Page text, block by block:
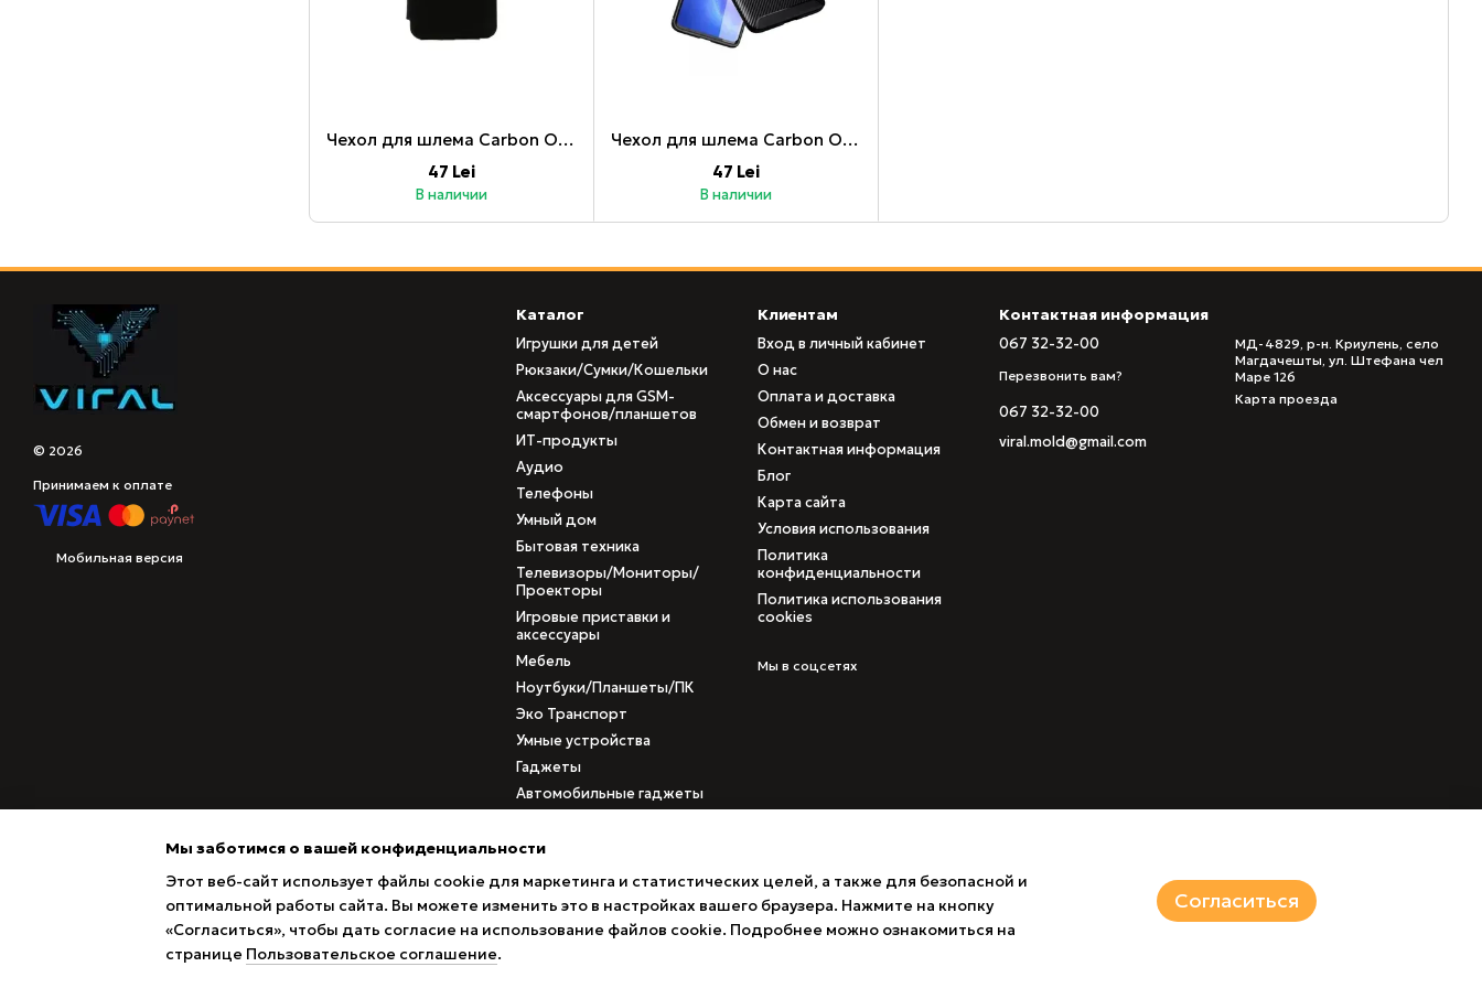
Чехол для шлема Carbon Oppo Reno 5 Lite 4G, черный
47 Lei
В наличии
Чехол для шлема Carbon Oppo Reno 5 5G, черный
47 Lei
В наличии
© 2026
Принимаем к оплате
Мобильная версия
Каталог
Игрушки для детей
Рюкзаки/Сумки/Кошельки
Аксессуары для GSM-
смартфонов/планшетов
ИТ-продукты
Аудио
Телефоны
Умный дом
Бытовая техника
Телевизоры/Мониторы/
Проекторы
Игровые приставки и
аксессуары
Мебель
Ноутбуки/Планшеты/ПК
Эко Транспорт
Умные устройства
Гаджеты
Автомобильные гаджеты
Товары с поврежденными
коробками
Клиентам
Вход в личный кабинет
О нас
Оплата и доставка
Обмен и возврат
Контактная информация
Блог
Карта сайта
Условия использования
Политика
конфиденциальности
Политика использования
cookies
Мы в соцсетях
Контактная информация
067 32-32-00
Перезвонить вам?
067 32-32-00
viral.mold@gmail.com
МД-4829, р-н. Криулень, село
Магдачешты, ул. Штефана чел
Маре 126
Карта проезда
Мы заботимся о вашей конфиденциальности
Этот веб-сайт использует файлы cookie для маркетинга и статистических целей, а также для безопасной и
оптимальной работы сайта. Вы можете изменить это в настройках вашего браузера. Нажмите на кнопку
«Согласиться», чтобы дать согласие на использование файлов cookie. Подробнее можно ознакомиться на
странице Пользовательское соглашение.
Согласиться